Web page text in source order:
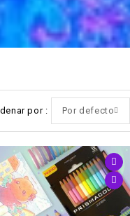
por Por defecto